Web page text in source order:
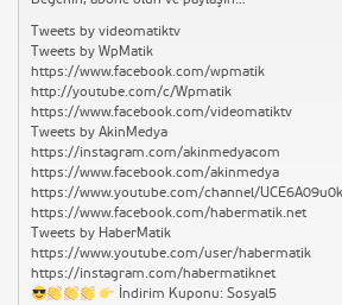
Tweets by videomatiktv
Tweets by WpMatik
https://www.facebook.com/wpmatik
http://youtube.com/c/Wpmatik
https://www.facebook.com/videomatiktv
Tweets by AkinMedya
https://instagram.com/akinmedyacom
https://www.facebook.com/akinmedya
https://www.youtube.com/channel/
https://www.facebook.com/habermatik.net
Tweets by HaberMatik
https://www.youtube.com/user/habermatik
https://instagram.com/habermatiknet
İndirim Kuponu: Sosyal5